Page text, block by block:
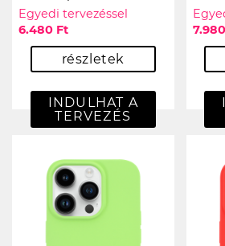
Egyedi tervezéssel
6.480 Ft
részletek
INDULHAT A
TERVEZÉS